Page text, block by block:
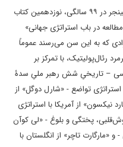
بر اساس همین منظومه فکریِ انتقادی، کیسینجر در ۹۹ سالگی، نوزدهمین کتاب
در باب استراتژی جهانی»
که به این سن می‌رسند عموماً
رئال‌پولیتیک، با تمرکز بر
– تاریخیِ شش رهبر ملیِ سدۀ
استراتژی تواضع - «شارل دوگل» از
نیکسون» از آمریکا با استراتژی
پختگی و بلوغ - «لی کوآن
«مارگارت تاچر» از انگلستان با